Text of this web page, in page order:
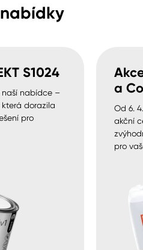
S1024
naší nabídce –
která dorazila
pro
a
Od 6.
akční
pro